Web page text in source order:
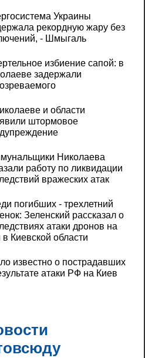
Украины
рекордную жару без
- Шмыгаль
избиение сапой: в
задержали
и области
штормовое
Николаева
работу по ликвидации
вражеских атак
погибших - трехлетний
Зеленский рассказал о
атаки дронов на
Киевской области
известно о пострадавших
атаки РФ на Киев